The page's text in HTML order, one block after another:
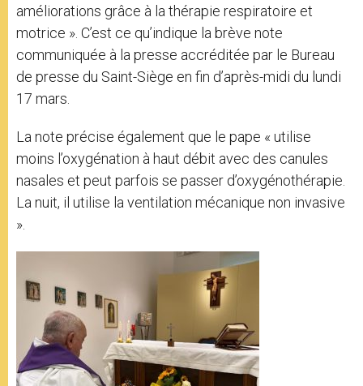
améliorations grâce à la thérapie respiratoire et
motrice ». C’est ce qu’indique la brève note
communiquée à la presse accréditée par le Bureau
de presse du Saint-Siège en fin d’après-midi du lundi
17 mars.
La note précise également que le pape « utilise
moins l’oxygénation à haut débit avec des canules
nasales et peut parfois se passer d’oxygénothérapie.
La nuit, il utilise la ventilation mécanique non invasive
».